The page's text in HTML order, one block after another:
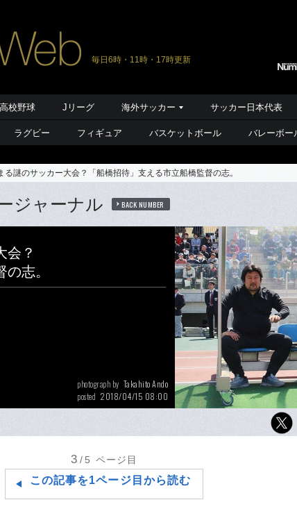
毎日6時・11時・17時更新
高校野球 Jリーグ 海外サッカー サッカー日本代表
ラグビー フィギュア バスケットボール バレーボー
る謎のサッカー大会？「船橋招待」支える市立船橋監督の志。
ジャーナル BACK NUMBER
会？
志。
photograph by Takahito Ando
posted 2018/04/15 08:00
左から、市立船橋サッカー
3 /5 ページ目
この記事を1ページ目から読む